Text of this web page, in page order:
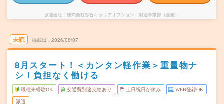
派遣会社 株式会社綜合キャリアオプション 製造事業部（全国）
未読 掲載日 2026/08/07
8月スタート！＜カンタン軽作業＞重量物ナ
シ！負担なく働ける
職種未経験OK 交通費別途支給あり 土日祝日が休み WEB登録OK
派遣